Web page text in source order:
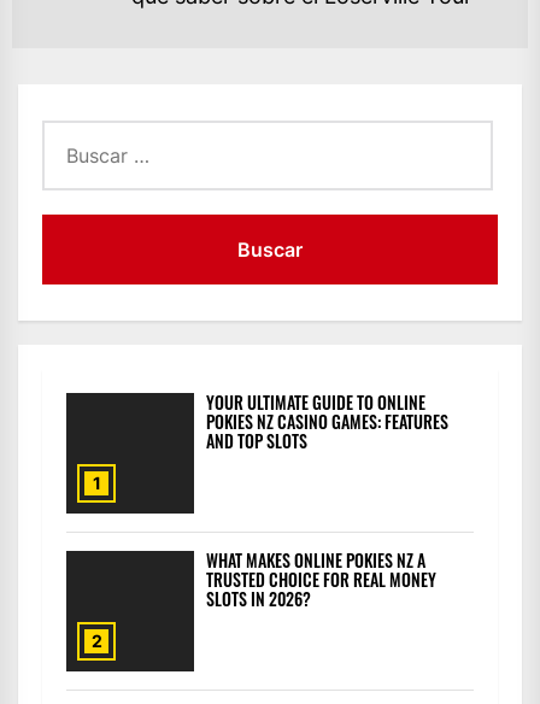
1
YOUR ULTIMATE GUIDE TO ONLINE
POKIES NZ CASINO GAMES: FEATURES
AND TOP SLOTS
2
WHAT MAKES ONLINE POKIES NZ A
TRUSTED CHOICE FOR REAL MONEY
SLOTS IN 2026?